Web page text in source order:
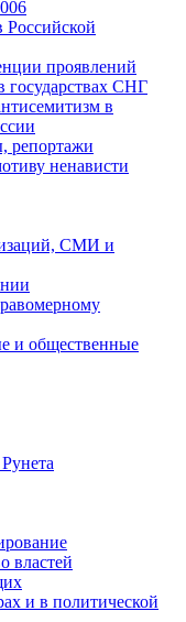
проявлений
государствах СНГ
в
репортажи
ненависти
СМИ и
и общественные
властей
и в политической